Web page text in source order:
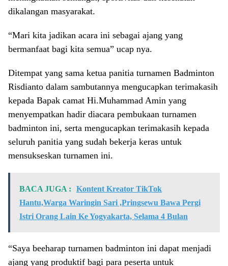
dikalangan masyarakat.
“Mari kita jadikan acara ini sebagai ajang yang
bermanfaat bagi kita semua” ucap nya.
Ditempat yang sama ketua panitia turnamen Badminton
Risdianto dalam sambutannya mengucapkan terimakasih
kepada Bapak camat Hi.Muhammad Amin yang
menyempatkan hadir diacara pembukaan turnamen
badminton ini, serta mengucapkan terimakasih kepada
seluruh panitia yang sudah bekerja keras untuk
mensukseskan turnamen ini.
BACA JUGA :
Kontent Kreator TikTok
Hantu,Warga Waringin Sari ,Pringsewu Bawa Pergi
Istri Orang Lain Ke Yogyakarta, Selama 4 Bulan
“Saya beeharap turnamen badminton ini dapat menjadi
ajang yang produktif bagi para peserta untuk